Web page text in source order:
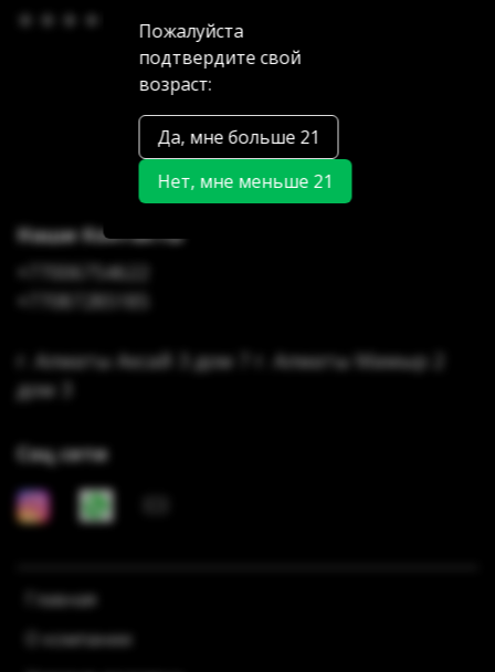
(0) В избранное
Главная
О компании
Наши Контакты
+77006754622
+77087285185
г. Алматы Аксай 3 дом 7 г. Алматы Мамыр 2
дом 3
Соц сети
Пожалуйста
подтвердите свой
возраст:
Да, мне больше 21
Нет, мне меньше 21